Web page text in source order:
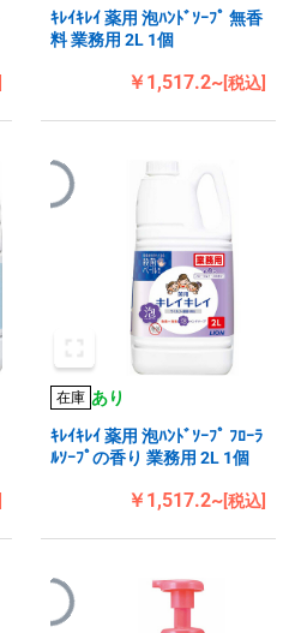
ｷﾚｲｷﾚｲ 薬用 泡ﾊﾝﾄﾞｿｰﾌﾟ 無香
料 業務用 2L 1個
￥1,517.2~[税込]
在庫 あり
ｷﾚｲｷﾚｲ 薬用 泡ﾊﾝﾄﾞｿｰﾌﾟ ﾌﾛｰﾗ
ﾙｿｰﾌﾟの香り 業務用 2L 1個
￥1,517.2~[税込]